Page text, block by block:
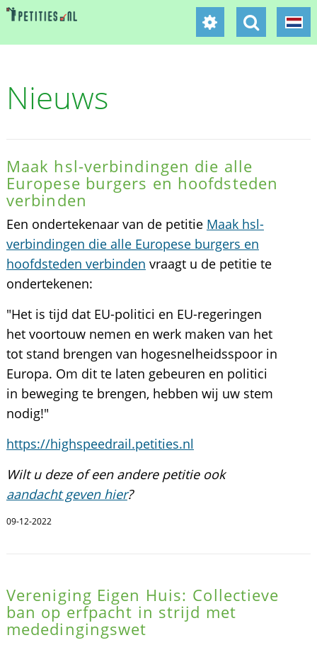
Nieuws
Maak hsl-verbindingen die alle
Europese burgers en hoofdsteden
verbinden
Een ondertekenaar van de petitie Maak hsl-
verbindingen die alle Europese burgers en
hoofdsteden verbinden vraagt u de petitie te
ondertekenen:
"Het is tijd dat EU-politici en EU-regeringen
het voortouw nemen en werk maken van het
tot stand brengen van hogesnelheidsspoor in
Europa. Om dit te laten gebeuren en politici
in beweging te brengen, hebben wij uw stem
nodig!"
https://highspeedrail.petities.nl
Wilt u deze of een andere petitie ook
aandacht geven hier?
09-12-2022
Vereniging Eigen Huis: Collectieve
ban op erfpacht in strijd met
mededingingswet